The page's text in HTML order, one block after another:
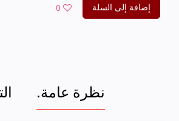
إضافة إلى السلة 0
نظرة عامة.